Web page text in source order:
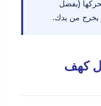
(بفضل
يخرج من يدك.
كهف